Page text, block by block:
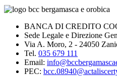
BANCA DI CREDITO
Sede Legale e Direzione
Via A. Moro, 2 - 24050
Tel. 035 679 111
Email:
PEC: